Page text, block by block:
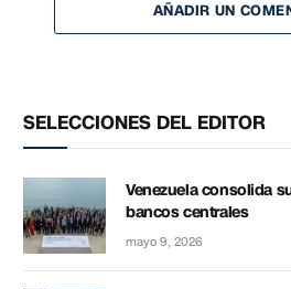
AÑADIR UN
SELECCIONES DEL EDITOR
Venezuela consolida
bancos centrales
mayo 9, 2026